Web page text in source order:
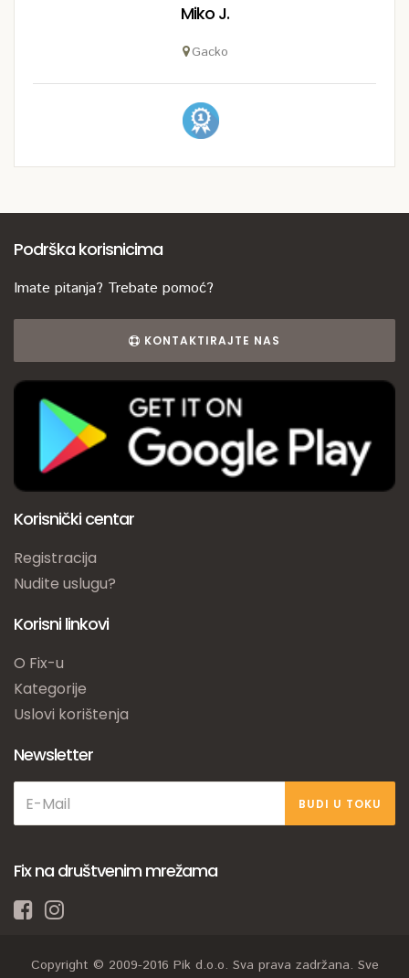
Miko J.
Gacko
Podrška korisnicima
Imate pitanja? Trebate pomoć?
KONTAKTIRAJTE NAS
Korisnički centar
Registracija
Nudite uslugu?
Korisni linkovi
O Fix-u
Kategorije
Uslovi korištenja
Newsletter
BUDI U TOKU
Fix na društvenim mrežama
Copyright © 2009-2016 Pik d.o.o. Sva prava zadržana. Sve